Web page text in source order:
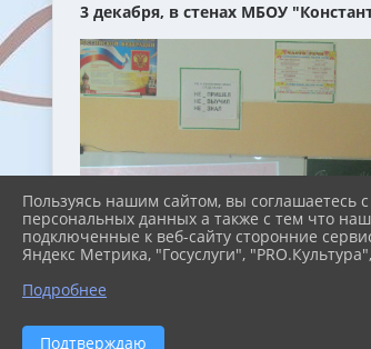
3 декабря, в стенах МБОУ
Пользуясь нашим сайтом, вы соглашаетесь
персональных данных а также с тем что
подключенные к веб-сайту сторонние
Яндекс Метрика, "Госуслуги",
Подробнее
Подтверждаю